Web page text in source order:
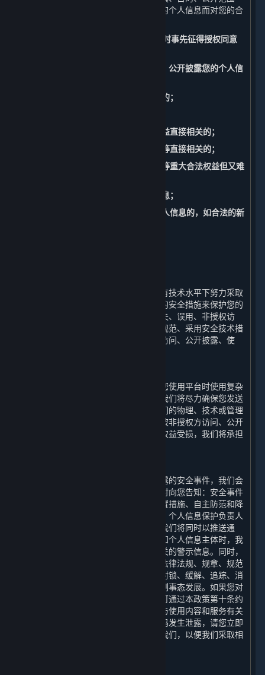
等。此外，我们还将承担因公开披露您的个人信息而对您的合
（四） 共享、转让、公开披露个人信息时事先征得授权同意
请注意，以下情形中，我们共享、转让、公开披露您的个人信
1. 与我们履行法律法规规定的义务相关的；
3. 与公共安全、公共卫生、重大公共利益直接相关的；
4. 与刑事侦查、起诉、审判和判决执行等直接相关的；
5. 出于维护您或其他个人的生命、财产等重大合法权益但又难
6. 您自行向社会公众公开的您的个人信息；
7. 从合法公开披露的信息中收集您的个人信息的，如合法的新
为保障您的个人信息安全，我们会在现有技术水平下努力采取
合理必要的物理、技术和行政管理方面的安全措施来保护您的
个人信息，以防止您的个人信息遭受丢失、误用、非授权访
问、披露和更改，包括建立合理的制度规范、采用安全技术措
施来防止您的个人信息遭到未经授权的访问、公开披露、使
互联网并非绝对安全的环境，我们建议您使用平台时使用复杂
密码，并妥善保护您的个人信息安全。我们将尽力确保您发送
给我们的任何信息的安全性。如果因我们的物理、技术或管理
防护设施遭到破坏，导致您的个人信息被非授权方访问、公开
披露、篡改、或毁坏，进而使您的合法权益受损，我们将承担
若我们确认我们的终端发生个人信息泄露的安全事件，我们会
启动应急预案，阻止安全事件扩大并及时向您告知：安全事件
的内容和影响、已采取或将要采取的处置措施、自主防范和降
低风险的建议、针对您提供的补救措施、个人信息保护负责人
或个人信息保护工作机构的联系方式。我们将同时以推送通
知、公告等形式告知您。当难以逐一告知个人信息主体时，我
们会采取合理、有效的方式发布与您有关的警示信息。同时，
我们还将根据网络安全事件的等级按照法律法规、规章、规范
性文件或政府的政策、命令等要求采取封锁、缓解、追踪、消
除和恢复等措施进行实施应急处置，控制事态发展。如果您对
我们的个人信息保护措施有任何疑问，可通过本政策第十条约
定的联系方式联系我们。如您发现自己与使用内容和服务有关
的个人信息泄密，尤其是您的账户及密码发生泄露，请您立即
通过本政策第十条约定的联系方式联络我们，以便我们采取相